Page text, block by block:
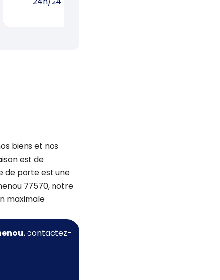
biens et nos
est de
de porte est une
77570, notre
maximale
contactez-